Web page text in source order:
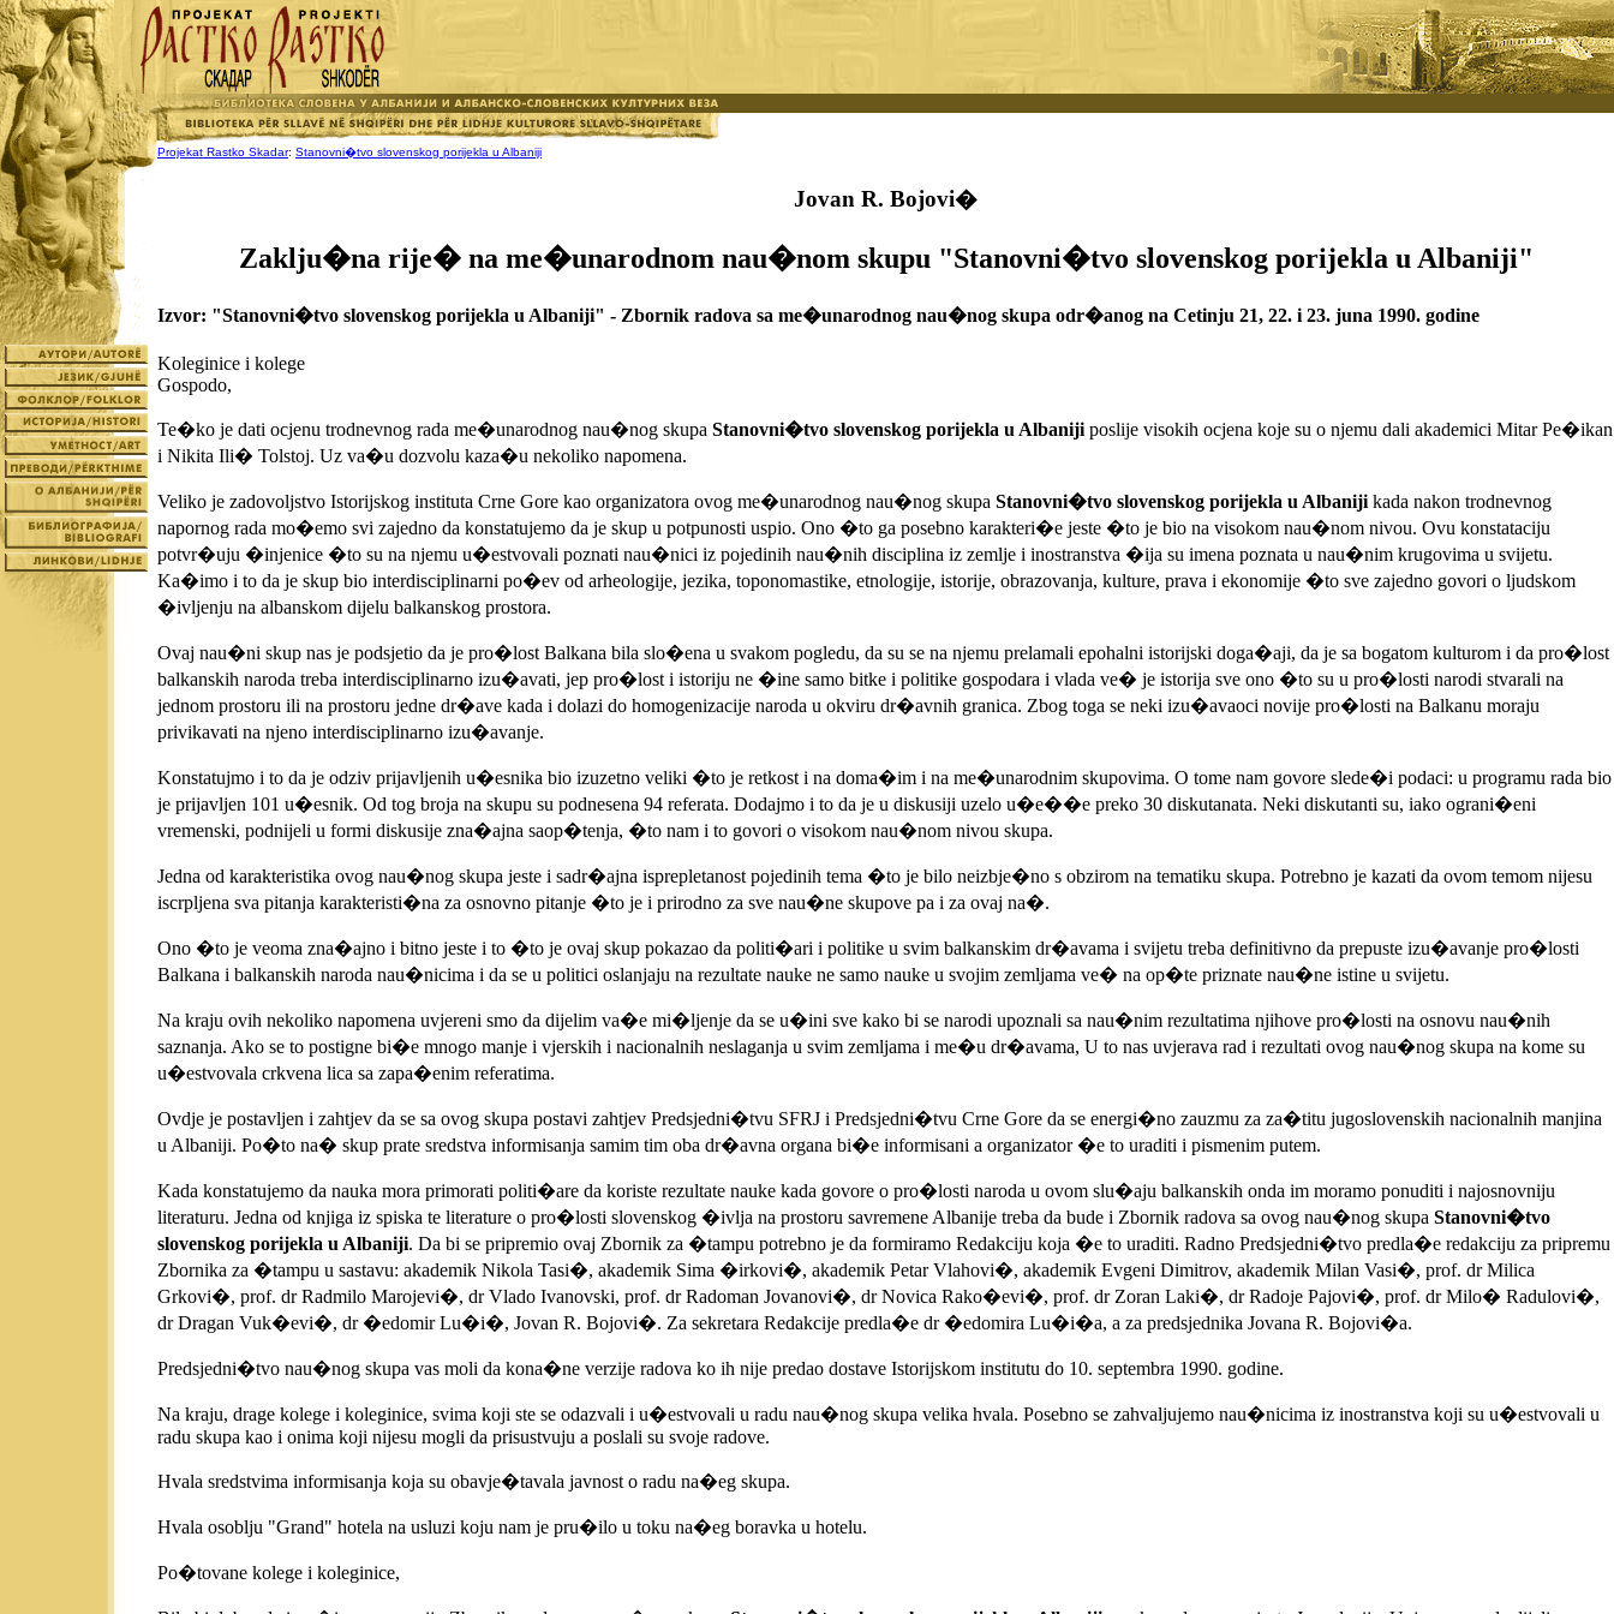
Projekat Rastko Skadar: Stanovni�tvo slovenskog porijekla u Albaniji
Jovan R. Bojovi�
Zaklju�na rije� na me�unarodnom nau�nom skupu "Stanovni�tvo slovenskog porijekla u Albaniji"
Izvor: "Stanovni�tvo slovenskog porijekla u Albaniji" - Zbornik radova sa me�unarodnog nau�nog skupa odr�anog na Cetinju 21, 22. i 23. juna 1990. godine
Koleginice i kolege
Gospodo,
Te�ko je dati ocjenu trodnevnog rada me�unarodnog nau�nog skupa Stanovni�tvo slovenskog porijekla u Albaniji poslije visokih ocjena koje su o njemu dali akademici Mitar Pe�ikan
i Nikita Ili� Tolstoj. Uz va�u dozvolu kaza�u nekoliko napomena.
Veliko je zadovoljstvo Istorijskog instituta Crne Gore kao organizatora ovog me�unarodnog nau�nog skupa Stanovni�tvo slovenskog porijekla u Albaniji kada nakon trodnevnog
napornog rada mo�emo svi zajedno da konstatujemo da je skup u potpunosti uspio. Ono �to ga posebno karakteri�e jeste �to je bio na visokom nau�nom nivou. Ovu konstataciju
potvr�uju �injenice �to su na njemu u�estvovali poznati nau�nici iz pojedinih nau�nih disciplina iz zemlje i inostranstva �ija su imena poznata u nau�nim krugovima u svijetu.
Ka�imo i to da je skup bio interdisciplinarni po�ev od arheologije, jezika, toponomastike, etnologije, istorije, obrazovanja, kulture, prava i ekonomije �to sve zajedno govori o ljudskom
�ivljenju na albanskom dijelu balkanskog prostora.
Ovaj nau�ni skup nas je podsjetio da je pro�lost Balkana bila slo�ena u svakom pogledu, da su se na njemu prelamali epohalni istorijski doga�aji, da je sa bogatom kulturom i da pro�lost
balkanskih naroda treba interdisciplinarno izu�avati, jep pro�lost i istoriju ne �ine samo bitke i politike gospodara i vlada ve� je istorija sve ono �to su u pro�losti narodi stvarali na
jednom prostoru ili na prostoru jedne dr�ave kada i dolazi do homogenizacije naroda u okviru dr�avnih granica. Zbog toga se neki izu�avaoci novije pro�losti na Balkanu moraju
privikavati na njeno interdisciplinarno izu�avanje.
Konstatujmo i to da je odziv prijavljenih u�esnika bio izuzetno veliki �to je retkost i na doma�im i na me�unarodnim skupovima. O tome nam govore slede�i podaci: u programu rada bio
je prijavljen 101 u�esnik. Od tog broja na skupu su podnesena 94 referata. Dodajmo i to da je u diskusiji uzelo u�e��e preko 30 diskutanata. Neki diskutanti su, iako ograni�eni
vremenski, podnijeli u formi diskusije zna�ajna saop�tenja, �to nam i to govori o visokom nau�nom nivou skupa.
Jedna od karakteristika ovog nau�nog skupa jeste i sadr�ajna isprepletanost pojedinih tema �to je bilo neizbje�no s obzirom na tematiku skupa. Potrebno je kazati da ovom temom nijesu
iscrpljena sva pitanja karakteristi�na za osnovno pitanje �to je i prirodno za sve nau�ne skupove pa i za ovaj na�.
Ono �to je veoma zna�ajno i bitno jeste i to �to je ovaj skup pokazao da politi�ari i politike u svim balkanskim dr�avama i svijetu treba definitivno da prepuste izu�avanje pro�losti
Balkana i balkanskih naroda nau�nicima i da se u politici oslanjaju na rezultate nauke ne samo nauke u svojim zemljama ve� na op�te priznate nau�ne istine u svijetu.
Na kraju ovih nekoliko napomena uvjereni smo da dijelim va�e mi�ljenje da se u�ini sve kako bi se narodi upoznali sa nau�nim rezultatima njihove pro�losti na osnovu nau�nih
saznanja. Ako se to postigne bi�e mnogo manje i vjerskih i nacionalnih neslaganja u svim zemljama i me�u dr�avama, U to nas uvjerava rad i rezultati ovog nau�nog skupa na kome su
u�estvovala crkvena lica sa zapa�enim referatima.
Ovdje je postavljen i zahtjev da se sa ovog skupa postavi zahtjev Predsjedni�tvu SFRJ i Predsjedni�tvu Crne Gore da se energi�no zauzmu za za�titu jugoslovenskih nacionalnih manjina
u Albaniji. Po�to na� skup prate sredstva informisanja samim tim oba dr�avna organa bi�e informisani a organizator �e to uraditi i pismenim putem.
Kada konstatujemo da nauka mora primorati politi�are da koriste rezultate nauke kada govore o pro�losti naroda u ovom slu�aju balkanskih onda im moramo ponuditi i najosnovniju
literaturu. Jedna od knjiga iz spiska te literature o pro�losti slovenskog �ivlja na prostoru savremene Albanije treba da bude i Zbornik radova sa ovog nau�nog skupa Stanovni�tvo
slovenskog porijekla u Albaniji. Da bi se pripremio ovaj Zbornik za �tampu potrebno je da formiramo Redakciju koja �e to uraditi. Radno Predsjedni�tvo predla�e redakciju za pripremu
Zbornika za �tampu u sastavu: akademik Nikola Tasi�, akademik Sima �irkovi�, akademik Petar Vlahovi�, akademik Evgeni Dimitrov, akademik Milan Vasi�, prof. dr Milica
Grkovi�, prof. dr Radmilo Marojevi�, dr Vlado Ivanovski, prof. dr Radoman Jovanovi�, dr Novica Rako�evi�, prof. dr Zoran Laki�, dr Radoje Pajovi�, prof. dr Milo� Radulovi�,
dr Dragan Vuk�evi�, dr �edomir Lu�i�, Jovan R. Bojovi�. Za sekretara Redakcije predla�e dr �edomira Lu�i�a, a za predsjednika Jovana R. Bojovi�a.
Predsjedni�tvo nau�nog skupa vas moli da kona�ne verzije radova ko ih nije predao dostave Istorijskom institutu do 10. septembra 1990. godine.
Na kraju, drage kolege i koleginice, svima koji ste se odazvali i u�estvovali u radu nau�nog skupa velika hvala. Posebno se zahvaljujemo nau�nicima iz inostranstva koji su u�estvovali u
radu skupa kao i onima koji nijesu mogli da prisustvuju a poslali su svoje radove.
Hvala sredstvima informisanja koja su obavje�tavala javnost o radu na�eg skupa.
Hvala osoblju "Grand" hotela na usluzi koju nam je pru�ilo u toku na�eg boravka u hotelu.
Po�tovane kolege i koleginice,